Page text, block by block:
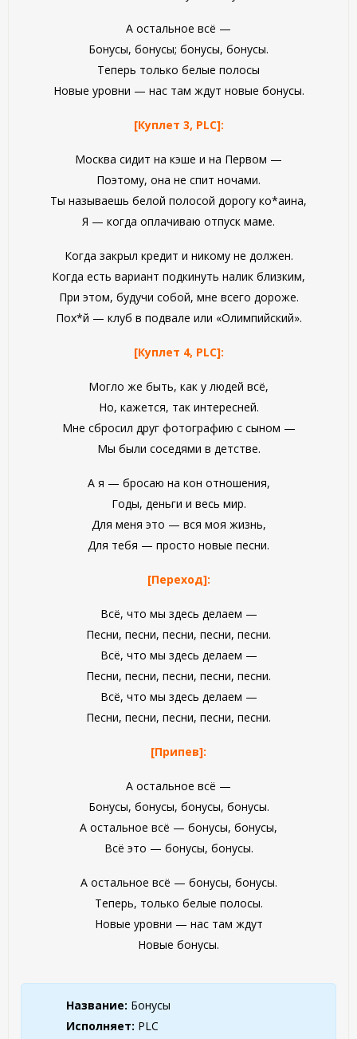
А остальное всё —
Бонусы, бонусы; бонусы, бонусы.
Теперь только белые полосы
Новые уровни — нас там ждут новые бонусы.
[Куплет 3, PLC]:
Москва сидит на кэше и на Первом —
Поэтому, она не спит ночами.
Ты называешь белой полосой дорогу ко*аина,
Я — когда оплачиваю отпуск маме.
Когда закрыл кредит и никому не должен.
Когда есть вариант подкинуть налик близким,
При этом, будучи собой, мне всего дороже.
Пох*й — клуб в подвале или «Олимпийский».
[Куплет 4, PLC]:
Могло же быть, как у людей всё,
Но, кажется, так интересней.
Мне сбросил друг фотографию с сыном —
Мы были соседями в детстве.
А я — бросаю на кон отношения,
Годы, деньги и весь мир.
Для меня это — вся моя жизнь,
Для тебя — просто новые песни.
[Переход]:
Всё, что мы здесь делаем —
Песни, песни, песни, песни, песни.
Всё, что мы здесь делаем —
Песни, песни, песни, песни, песни.
Всё, что мы здесь делаем —
Песни, песни, песни, песни, песни.
[Припев]:
А остальное всё —
Бонусы, бонусы, бонусы, бонусы.
А остальное всё — бонусы, бонусы,
Всё это — бонусы, бонусы.
А остальное всё — бонусы, бонусы.
Теперь, только белые полосы.
Новые уровни — нас там ждут
Новые бонусы.
Название: Бонусы
Исполняет: PLC